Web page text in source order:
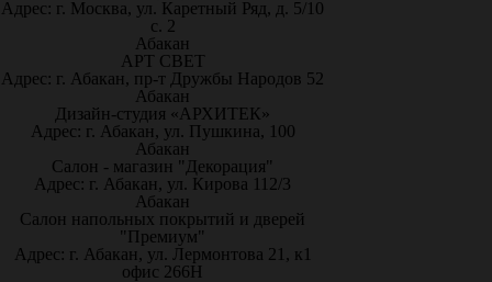
Адрес: г. Москва, ул. Каретный Ряд, д. 5/10
с. 2
Абакан
АРТ СВЕТ
Адрес: г. Абакан, пр-т Дружбы Народов 52
Абакан
Дизайн-студия «АРХИТЕК»
Адрес: г. Абакан, ул. Пушкина, 100
Абакан
Салон - магазин "Декорация"
Адрес: г. Абакан, ул. Кирова 112/3
Абакан
Салон напольных покрытий и дверей
"Премиум"
Адрес: г. Абакан, ул. Лермонтова 21, к1
офис 266Н